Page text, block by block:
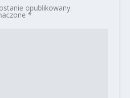
opublikowany.
*